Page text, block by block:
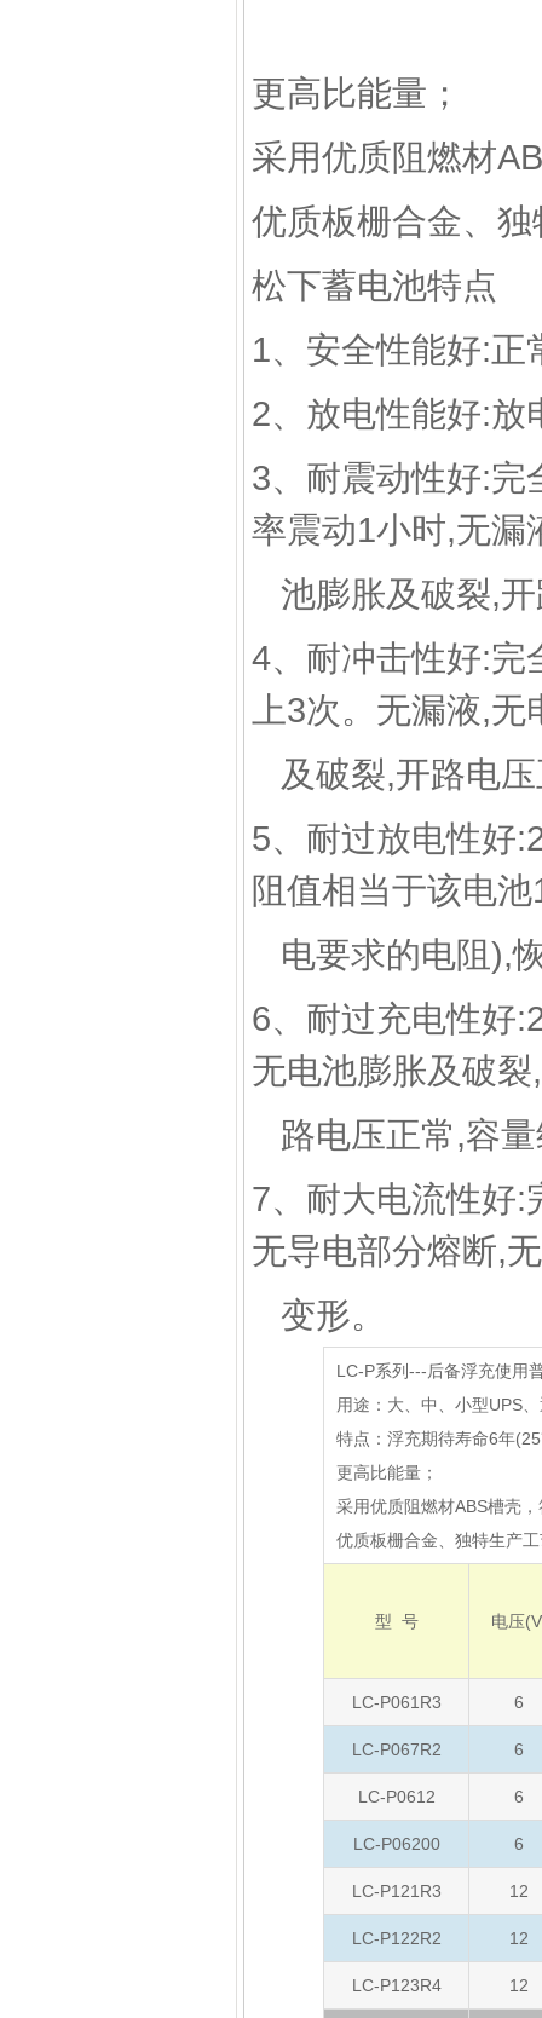
更高比能量；
采用优质阻燃材
优质板栅合金、
松下蓄电池特点
1、安全性能好:正
2、放电性能好:放
3、耐震动性好:完
率震动1小时,无漏
池膨胀及破裂,
4、耐冲击性好:完
上3次。无漏液,
及破裂,开路电
5、耐过放电性好
阻值相当于该电池
电要求的电阻),
6、耐过充电性好
无电池膨胀及破裂
路电压正常,容
7、耐大电流性好:
无导电部分熔断,
变形。
LC-P系列---后备浮充使用
用途：大、中、小型UPS
特点：浮充期待寿命6年
更高比能量；
采用优质阻燃材ABS槽壳
优质板栅合金、独特生产
型 号 电压
LC-P061R3 6
LC-P067R2 6
LC-P0612 6
LC-P06200 6
LC-P121R3 12
LC-P122R2 12
LC-P123R4 12